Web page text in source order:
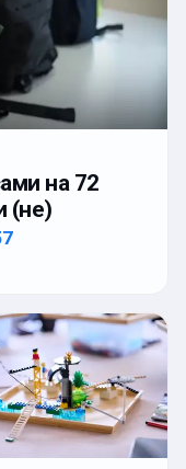
на 72
(не)